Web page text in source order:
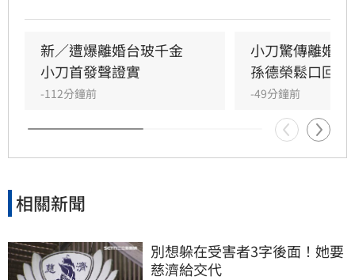
長年相處失去交集，且小刀長期「無特別作為」
導致感情破裂。小刀昔日以5566成員身分紅遍亞
洲，後轉型幕後經營影視與文創事業，對於婚變
傳聞，雙方至今皆未公開回應與說明，昔日宛如
童
新／遭爆離婚台玻千金
小刀首發聲證實
-112分鐘前
小刀驚傳離婚
孫德榮鬆口回應
-49分鐘前
相關新聞
別想躲在受害者3字後面！她要
慈濟給交代